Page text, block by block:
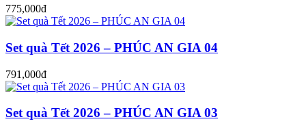
775,000đ
Set quà Tết 2026 – PHÚC AN GIA 04
791,000đ
Set quà Tết 2026 – PHÚC AN GIA 03